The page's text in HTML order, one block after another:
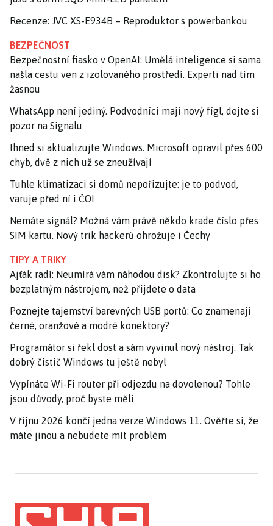
Recenze: JVC XS-E934B – Reproduktor s powerbankou
BEZPEČNOST
Bezpečnostní fiasko v OpenAI: Umělá inteligence si sama
našla cestu ven z izolovaného prostředí. Experti nad tím
žasnou
WhatsApp není jediný. Podvodníci mají nový fígl, dejte si
pozor na Signalu
Ihned si aktualizujte Windows. Microsoft opravil přes 600
chyb, dvě z nich už se zneužívají
Tuhle klimatizaci si domů nepořizujte: je to podvod,
varuje před ní i ČOI
Nemáte signál? Možná vám právě někdo krade číslo přes
SIM kartu. Nový trik hackerů ohrožuje i Čechy
TIPY A TRIKY
Ajťák radí: Neumírá vám náhodou disk? Zkontrolujte si ho
bezplatným nástrojem, než přijdete o data
Poznejte tajemství barevných USB portů: Co znamenají
černé, oranžové a modré konektory?
Programátor si řekl dost a sám vyvinul nový nástroj. Tak
dobrý čistič Windows tu ještě nebyl
Vypínáte Wi-Fi router při odjezdu na dovolenou? Tohle
jsou důvody, proč byste měli
V říjnu 2026 končí jedna verze Windows 11. Ověřte si, že
máte jinou a nebudete mít problém